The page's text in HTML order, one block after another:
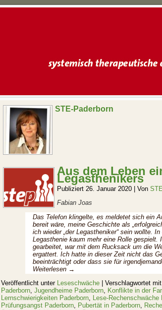
STE-Paderborn
Aus dem Leben
Legasthenikers
Publiziert 26. Januar 2020 Von
Fabian Joas
Das Telefon klingelte, es meldetet sich ein
bereit wäre, meine Geschichte als
ich wieder „der Legastheniker“ sein wollte.
Legasthenie kaum mehr eine Rolle gespielt.
gearbeitet, war mit dem Rucksack um die
ergattert. Ich hatte in dieser Zeit nicht das
beeinträchtigt oder dass sie für
Weiterlesen →
Veröffentlicht unter Leseschwäche Verschlagwortet mit
Paderborn, Jugendheime Paderborn, Konflikte in der
Lernschwierigkeiten Paderborn, Lese-Rechenschwäche
Prüfungsangst Paderborn, Pubertät in Paderborn,